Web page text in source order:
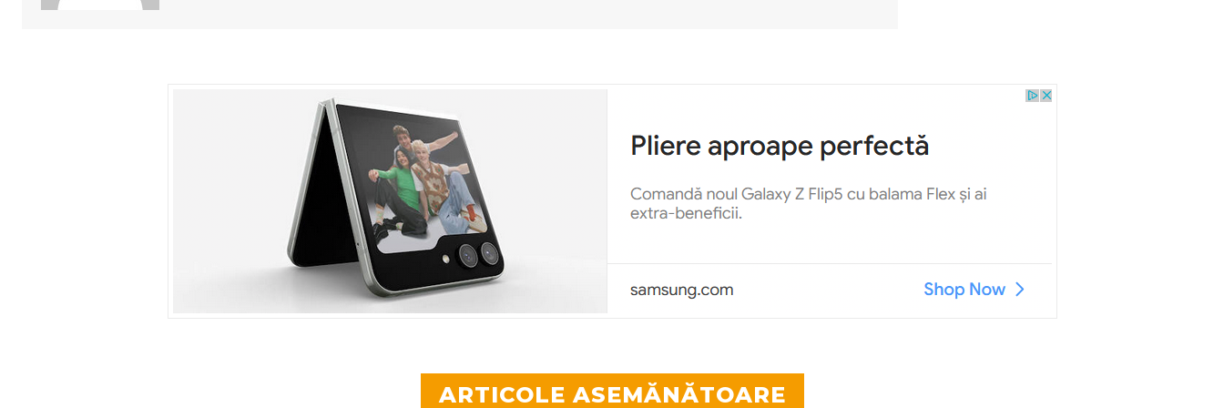
ARTICOLE ASEMĂNĂTOARE